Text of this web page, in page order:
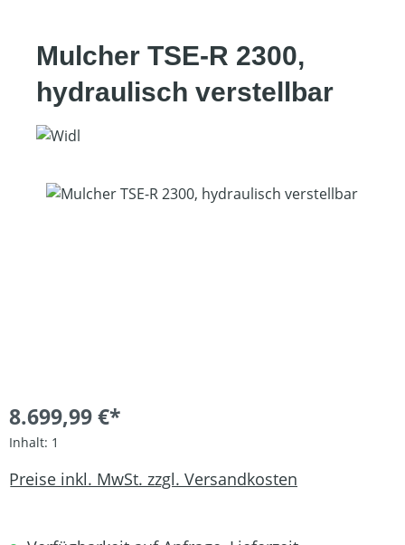
Mulcher TSE-R 2300,
hydraulisch verstellbar
Bildergalerie überspringen
8.699,99 €*
Inhalt: 1
Preise inkl. MwSt. zzgl. Versandkosten